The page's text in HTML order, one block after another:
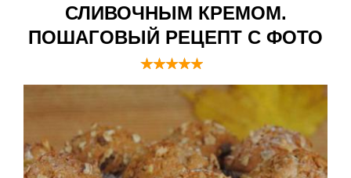
СЛИВОЧНЫМ КРЕМОМ.
ПОШАГОВЫЙ РЕЦЕПТ С ФОТО